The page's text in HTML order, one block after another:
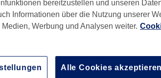
bereitzustellen und unseren
Informationen über die Nutzung unserer
Werbung und Analysen weiter.
Alle Cookies